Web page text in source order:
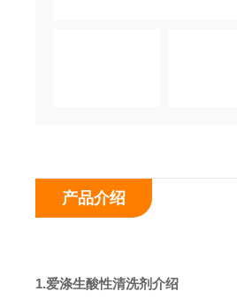
产品介绍
1.爱涤生酸性清洗剂介绍